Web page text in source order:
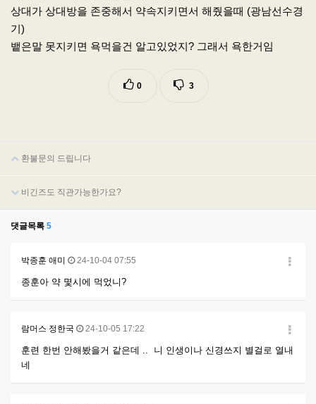
상대가 상대방을 존중해서 약속지키면서 해줬을때 (광남선수경
기)
뱉은말 못지키면 욕먹을건 알고있었지? 그래서 욕한거임
0 3
환불문의 드립니다
비긴즈도 직관가능한가요?
댓글목록 5
박종훈 애미 24-10-04 07:55
종훈아 약 몇시에 먹었니?
람머스 정한국 24-10-05 17:22
훈련 한번 안해봤을거 같은데 .. 니 인생이나 신경쓰지 별걸로 열내
네